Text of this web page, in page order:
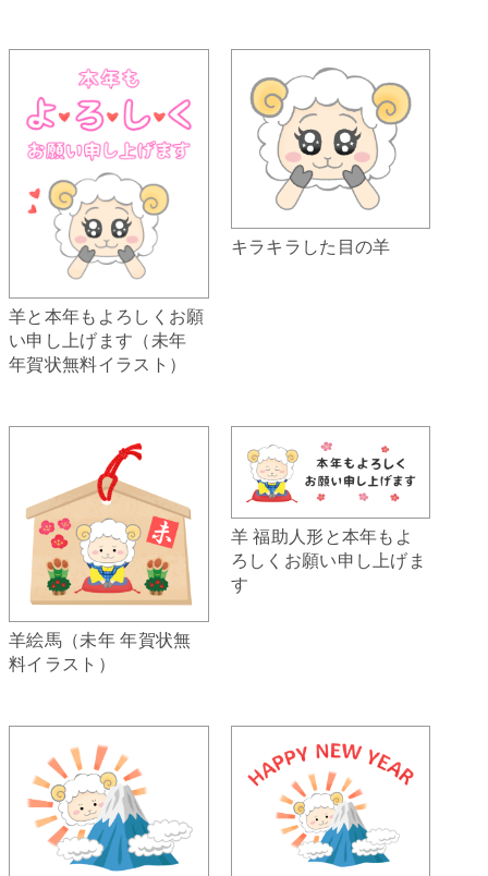
羊と本年もよろしくお願
い申し上げます（未年
年賀状無料イラスト）
キラキラした目の羊
羊絵馬（未年 年賀状無
料イラスト）
羊 福助人形と本年もよ
ろしくお願い申し上げま
す